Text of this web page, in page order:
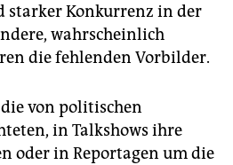
starker Konkurrenz in der
wahrscheinlich
die fehlenden Vorbilder.
von politischen
in Talkshows ihre
oder in Reportagen um die